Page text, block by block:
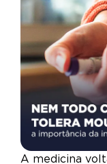
A medicina